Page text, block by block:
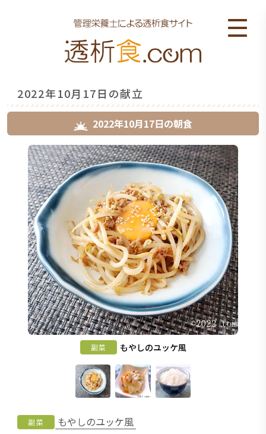
2022年10月17日の献立
2022年10月17日の朝食
副菜 もやしのユッケ風
副菜 もやしのユッケ風